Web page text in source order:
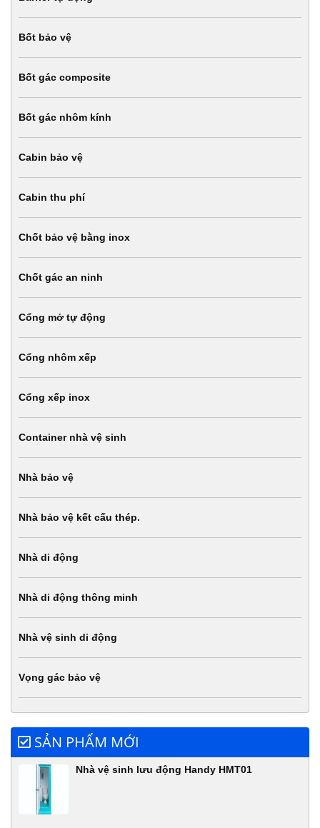
Bốt bảo vệ
Bốt gác composite
Bốt gác nhôm kính
Cabin bảo vệ
Cabin thu phí
Chốt bảo vệ bằng inox
Chốt gác an ninh
Cổng mở tự động
Cổng nhôm xếp
Cổng xếp inox
Container nhà vệ sinh
Nhà bảo vệ
Nhà bảo vệ kết cấu thép.
Nhà di động
Nhà di động thông minh
Nhà vệ sinh di động
Vọng gác bảo vệ
SẢN PHẨM MỚI
Nhà vệ sinh lưu động Handy HMT01